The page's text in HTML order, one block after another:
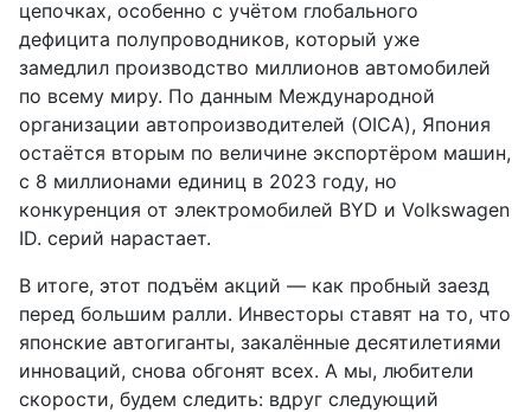
цепочках, особенно с учётом глобального
дефицита полупроводников, который уже
замедлил производство миллионов автомобилей
по всему миру. По данным Международной
организации автопроизводителей (OICA), Япония
остаётся вторым по величине экспортёром машин,
с 8 миллионами единиц в 2023 году, но
конкуренция от электромобилей BYD и Volkswagen
ID. серий нарастает.
В итоге, этот подъём акций — как пробный заезд
перед большим ралли. Инвесторы ставят на то, что
японские автогиганты, закалённые десятилетиями
инноваций, снова обгонят всех. А мы, любители
скорости, будем следить: вдруг следующий